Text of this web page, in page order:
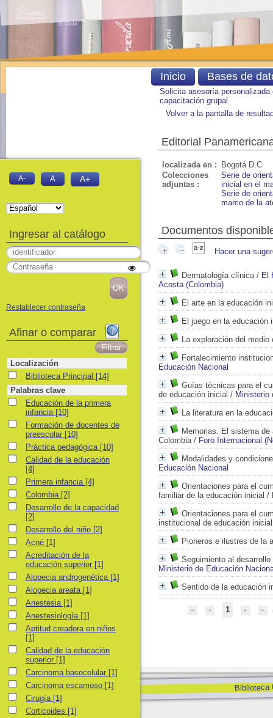
Solicita asesoría personalizada
capacitación grupal
Volver a la pantalla de
Editorial
localizada en :
Bogotá D.C
Colecciones
adjuntas :
Serie de
inicial en el
Serie de
marco de la
Documentos
Hacer una
Dermatología clínica/ El
Acosta (Colombia)
El arte en la educación
El juego en la educación
La exploración del
Fortalecimiento
Educación Nacional
Guías técnicas para el
de educación inicial / Ministerio
La literatura en la
Memorias. El sistema de
Colombia/ Foro Internacional
Modalidades y
Educación Nacional
Orientaciones para el
familiar de la educación inicial /
Orientaciones para el
institucional de educación inicial
Pioneros e ilustres de la
Seguimiento al
Ministerio de Educación
Sentido de la educación
1
Biblioteca
Inicio Bases de
A- A A+
Ingresar al catálogo
Restablecer contraseña
Afinar o comparar
Localización
Biblioteca Principal
Biblioteca Principal [14]
Palabras clave
Educación de la primera infancia
Educación de la primera
infancia [10]
Formación de docentes de preescolar
Formación de docentes de
preescolar [10]
Práctica pedagógica
Práctica pedagógica [10]
Calidad de la educación
Calidad de la educación
[4]
Primera infancia
Primera infancia [4]
ColombiaColombia [2]
Desarrollo de la capacidad
Desarrollo de la capacidad
[2]
Desarrollo del niño
Desarrollo del niño [2]
AcnéAcné [1]
Acreditación de la educación superior
Acreditación de la
educación superior [1]
Alopecia androgenética
Alopecia androgenética [1]
Alopecia areata
Alopecia areata [1]
AnestesiaAnestesia [1]
Anestesiología
Anestesiología [1]
Aptitud creadora en niños
Aptitud creadora en niños
[1]
Calidad de la educación superior
Calidad de la educación
superior [1]
Carcinoma basocelular
Carcinoma basocelular [1]
Carcinoma escamoso
Carcinoma escamoso [1]
CirugíaCirugía [1]
Corticoides
Corticoides [1]